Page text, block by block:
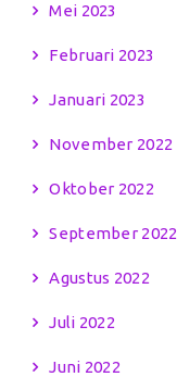
Mei 2023
Februari 2023
Januari 2023
November 2022
Oktober 2022
September 2022
Agustus 2022
Juli 2022
Juni 2022